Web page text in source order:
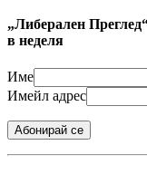
„Либерален
в неделя
Име
Имейл адрес
Абонирай се